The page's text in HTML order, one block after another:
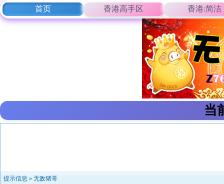
首页 香港高手区 香港:简洁
当
提示信息 » 无敌猪哥